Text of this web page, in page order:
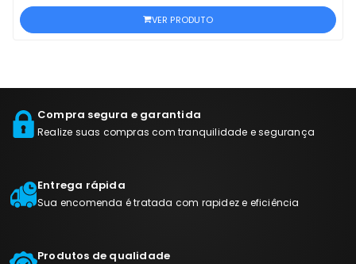
VER PRODUTO
Compra segura e garantida
Realize suas compras com tranquilidade e segurança
Entrega rápida
Sua encomenda é tratada com rapidez e eficiência
Produtos de qualidade